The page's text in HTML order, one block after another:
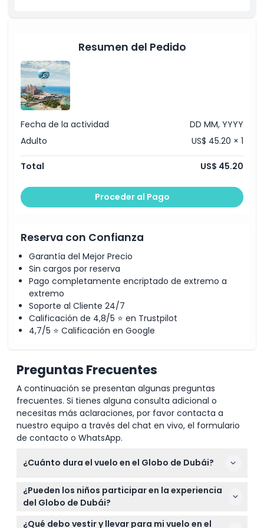
Términos y Condiciones
Política de Cancelación
Resumen del Pedido
Fecha de la actividad
DD MM, YYYY
Adulto
US$ 45.20 × 1
Total US$ 45.20
Proceder al Pago
Reserva con Confianza
Garantía del Mejor Precio
Sin cargos por reserva
Pago completamente encriptado de extremo a
extremo
Soporte al Cliente 24/7
Calificación de 4,8/5 ⭐ en Trustpilot
4,7/5 ⭐ Calificación en Google
Preguntas Frecuentes
A continuación se presentan algunas preguntas
frecuentes. Si tienes alguna consulta adicional o
necesitas más aclaraciones, por favor contacta a
nuestro equipo a través del chat en vivo, el formulario
de contacto o WhatsApp.
¿Cuánto dura el vuelo en el Globo de Dubái?
El vuelo en el Globo de Dubái dura
aproximadamente 10 minutos, dándote tiempo
de 360° del horizonte y los puntos de referencia de
¿Pueden los niños participar en la experiencia
del Globo de Dubái?
¡Sí! Los niños menores de 3 años vuelan gratis,
¿Qué debo vestir y llevar para mi vuelo en el